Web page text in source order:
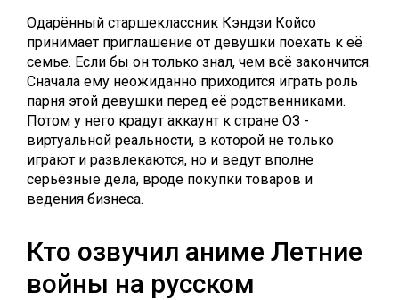
Одарённый старшеклассник Кэндзи Койсо
принимает приглашение от девушки поехать к её
семье. Если бы он только знал, чем всё закончится.
Сначала ему неожиданно приходится играть роль
парня этой девушки перед её родственниками.
Потом у него крадут аккаунт к стране ОЗ -
виртуальной реальности, в которой не только
играют и развлекаются, но и ведут вполне
серьёзные дела, вроде покупки товаров и
ведения бизнеса.
Кто озвучил аниме Летние
войны на русском